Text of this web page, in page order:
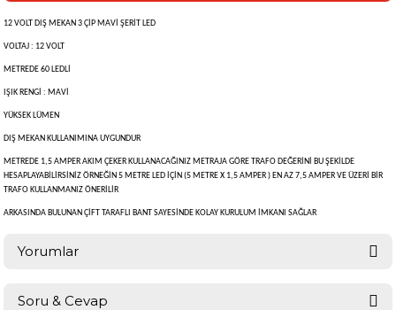
12 VOLT DIŞ MEKAN 3 ÇİP MAVİ ŞERİT LED
VOLTAJ : 12 VOLT
METREDE 60 LEDLİ
IŞIK RENGİ : MAVİ
YÜKSEK LÜMEN
DIŞ MEKAN KULLANIMINA UYGUNDUR
METREDE 1,5 AMPER AKIM ÇEKER KULLANACAĞINIZ METRAJA GÖRE TRAFO DEĞERİNİ BU ŞEKİLDE
HESAPLAYABİLİRSİNİZ ÖRNEĞİN 5 METRE LED İÇİN (5 METRE X 1,5 AMPER ) EN AZ 7,5 AMPER VE ÜZERİ BİR
TRAFO KULLANMANIZ ÖNERİLİR
ARKASINDA BULUNAN ÇİFT TARAFLI BANT SAYESİNDE KOLAY KURULUM İMKANI SAĞLAR
Yorumlar
Soru & Cevap